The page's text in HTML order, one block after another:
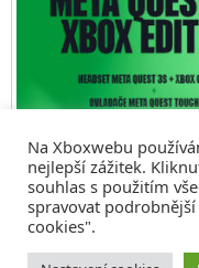
Na Xboxwebu
nejlepší zážitek.
souhlas s použitím
spravovat
cookies".